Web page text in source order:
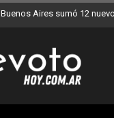
Buenos Aires sumó 12